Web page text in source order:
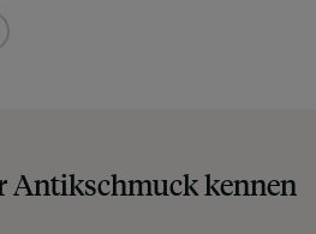
zu Ihnen kommt, keine
Antikschmuck kennen